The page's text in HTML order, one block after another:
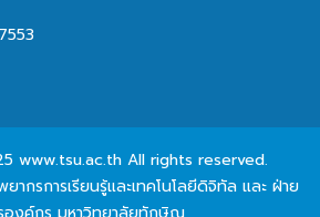
www.tsu.ac.th All rights reserved.
กรการเรียนรู้และเทคโนโลยีดิจิทัล และ ฝ่าย